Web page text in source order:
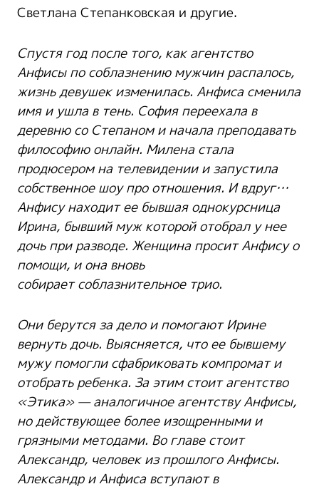
Светлана Степанковская и другие.
Спустя год после того, как агентство
Анфисы по соблазнению мужчин распалось,
жизнь девушек изменилась. Анфиса сменила
имя и ушла в тень. София переехала в
деревню со Степаном и начала преподавать
философию онлайн. Милена стала
продюсером на телевидении и запустила
собственное шоу про отношения. И вдруг…
Анфису находит ее бывшая однокурсница
Ирина, бывший муж которой отобрал у нее
дочь при разводе. Женщина просит Анфису о
помощи, и она вновь
собираетсоблазнительное трио.
Они берутся за дело и помогают Ирине
вернуть дочь. Выясняется, что ее бывшему
мужу помогли сфабриковать компромат и
отобрать ребенка. Заэтим стоит агентство
«Этика» — аналогичное агентству Анфисы,
но действующее более изощренными и
грязными методами. Во главе стоит
Александр, человекиз прошлого Анфисы.
Александр и Анфиса вступают в